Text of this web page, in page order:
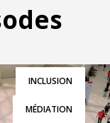
INCLUSION
MÉDIATION